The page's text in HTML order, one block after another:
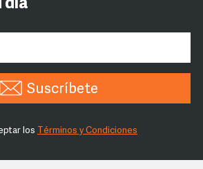
día
Suscríbete
los Términos y Condiciones